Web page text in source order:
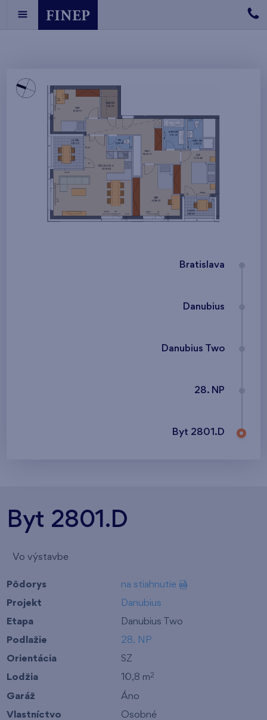
Bratislava
Danubius
Danubius Two
28. NP
Byt 2801.D
Byt 2801.D
Vo výstavbe
Pôdorys na stiahnutie
Projekt Danubius
Etapa Danubius Two
Podlažie 28. NP
Orientácia SZ
Lodžia 10,8 m2
Garáž Áno
Vlastníctvo Osobné